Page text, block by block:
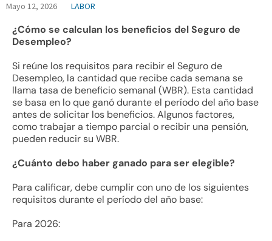
Mayo 12, 2026 LABOR
¿Cómo se calculan los beneficios del Seguro de
Desempleo?
Si reúne los requisitos para recibir el Seguro de
Desempleo, la cantidad que recibe cada semana se
llama tasa de beneficio semanal (WBR). Esta cantidad
se basa en lo que ganó durante el período del año base
antes de solicitar los beneficios. Algunos factores,
como trabajar a tiempo parcial o recibir una pensión,
pueden reducir su WBR.
¿Cuánto debo haber ganado para ser elegible?
Para calificar, debe cumplir con uno de los siguientes
requisitos durante el período del año base:
Para 2026: